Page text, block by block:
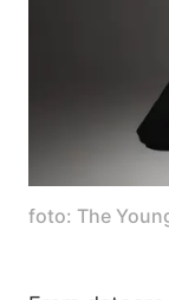
foto: The